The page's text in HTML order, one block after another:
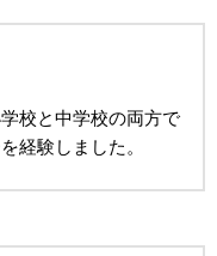
校と中学校の両方で
経験しました。